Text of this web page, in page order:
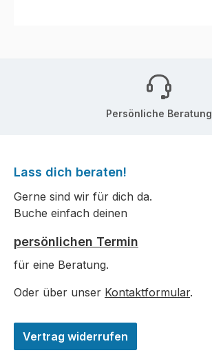
Persönliche Beratung
Lass dich beraten!
Gerne sind wir für dich da.
Buche einfach deinen
persönlichen Termin
für eine Beratung.
Oder über unser Kontaktformular.
Vertrag widerrufen